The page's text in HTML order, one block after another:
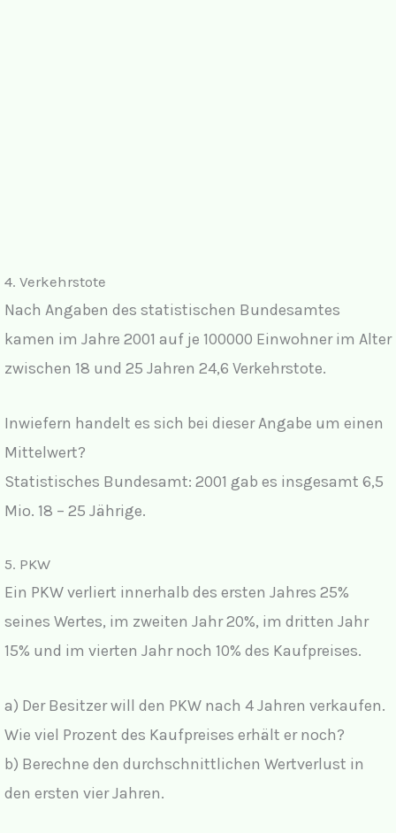
4. Verkehrstote
Nach Angaben des statistischen Bundesamtes
kamen im Jahre 2001 auf je 100000 Einwohner im Alter
zwischen 18 und 25 Jahren 24,6 Verkehrstote.
Inwiefern handelt es sich bei dieser Angabe um einen
Mittelwert?
Statistisches Bundesamt: 2001 gab es insgesamt 6,5
Mio. 18 – 25 Jährige.
5. PKW
Ein PKW verliert innerhalb des ersten Jahres 25%
seines Wertes, im zweiten Jahr 20%, im dritten Jahr
15% und im vierten Jahr noch 10% des Kaufpreises.
a) Der Besitzer will den PKW nach 4 Jahren verkaufen.
Wie viel Prozent des Kaufpreises erhält er noch?
b) Berechne den durchschnittlichen Wertverlust in
den ersten vier Jahren.